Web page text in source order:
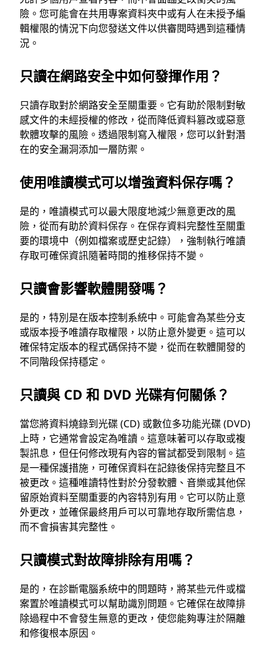
險。您可能會在共用專案資料夾中或有人在未授予編
輯權限的情況下向您發送文件以供審閱時遇到這種情
況。
只讀在網路安全中如何發揮作用？
只讀存取對於網路安全至關重要。它有助於限制對敏
感文件的未經授權的修改，從而降低資料篡改或惡意
軟體攻擊的風險。透過限制寫入權限，您可以針對潛
在的安全漏洞添加一層防禦。
使用唯讀模式可以增強資料保存嗎？
是的，唯讀模式可以最大限度地減少無意更改的風
險，從而有助於資料保存。在保存資料完整性至關重
要的環境中（例如檔案或歷史記錄），強制執行唯讀
存取可確保資訊隨著時間的推移保持不變。
只讀會影響軟體開發嗎？
是的，特別是在版本控制系統中。可能會為某些分支
或版本授予唯讀存取權限，以防止意外變更。這可以
確保特定版本的程式碼保持不變，從而在軟體開發的
不同階段保持穩定。
只讀與 CD 和 DVD 光碟有何關係？
當您將資料燒錄到光碟 (CD) 或數位多功能光碟 (DVD)
上時，它通常會設定為唯讀。這意味著可以存取或複
製訊息，但任何修改現有內容的嘗試都受到限制。這
是一種保護措施，可確保資料在記錄後保持完整且不
被更改。這種唯讀特性對於分發軟體、音樂或其他保
留原始資料至關重要的內容特別有用。它可以防止意
外更改，並確保最終用戶可以可靠地存取所需信息，
而不會損害其完整性。
只讀模式對故障排除有用嗎？
是的，在診斷電腦系統中的問題時，將某些元件或檔
案置於唯讀模式可以幫助識別問題。它確保在故障排
除過程中不會發生無意的更改，使您能夠專注於隔離
和修復根本原因。